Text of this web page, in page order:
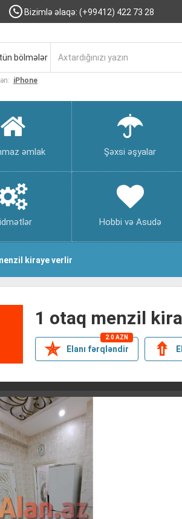
Bizimlə əlaqə: (+99412) 422 73 28
bölmələr
iPhone
əmlak Şəxsi əşyalar
Hobbi və Asudə
kiraye verlir
1 otaq menzil
✯
Elanı fərqləndir
2.0 AZN
⇮